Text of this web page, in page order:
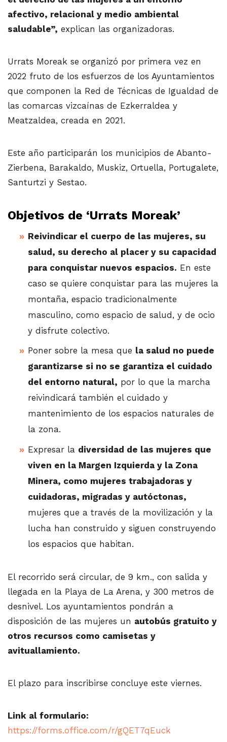
afectivo, relacional y medio ambiental
saludable”, explican las organizadoras.
Urrats Moreak se organizó por primera vez en
2022 fruto de los esfuerzos de los Ayuntamientos
que componen la Red de Técnicas de Igualdad de
las comarcas vizcaínas de Ezkerraldea y
Meatzaldea, creada en 2021.
Este año participarán los municipios de Abanto-
Zierbena, Barakaldo, Muskiz, Ortuella, Portugalete,
Santurtzi y Sestao.
Objetivos de ‘Urrats Moreak’
Reivindicar el cuerpo de las mujeres, su
salud, su derecho al placer y su capacidad
para conquistar nuevos espacios. En este
caso se quiere conquistar para las mujeres la
montaña, espacio tradicionalmente
masculino, como espacio de salud, y de ocio
y disfrute colectivo.
Poner sobre la mesa que la salud no puede
garantizarse si no se garantiza el cuidado
del entorno natural, por lo que la marcha
reivindicará también el cuidado y
mantenimiento de los espacios naturales de
la zona.
Expresar la diversidad de las mujeres que
viven en la Margen Izquierda y la Zona
Minera, como mujeres trabajadoras y
cuidadoras, migradas y autóctonas,
mujeres que a través de la movilización y la
lucha han construido y siguen construyendo
los espacios que habitan.
El recorrido será circular, de 9 km., con salida y
llegada en la Playa de La Arena, y 300 metros de
desnivel. Los ayuntamientos pondrán a
disposición de las mujeres un autobús gratuito y
otros recursos como camisetas y
avituallamiento.
El plazo para inscribirse concluye este viernes.
Link al formulario:
https://forms.office.com/r/gQET7qEuck